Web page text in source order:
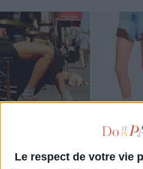
Le respect de votre vie
LES SNEAKERS